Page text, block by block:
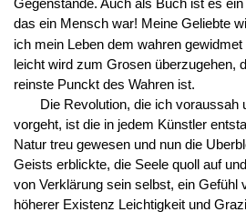
Gegenstände. Auch als Buch ist es
das ein Mensch war! Meine Geliebte
ich mein Leben dem wahren
leicht wird zum Grosen überzugehen,
reinste Punckt des Wahren ist.
Die Revolution, die ich voraussah
vorgeht, ist die in jedem Künstler
Natur treu gewesen und nun die
Geists erblickte, die Seele quoll auf
von Verklärung sein selbst, ein Gefühl
höherer Existenz Leichtigkeit und